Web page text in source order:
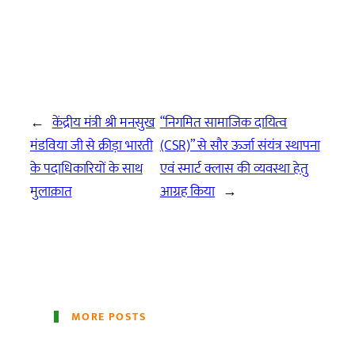
← केंद्रीय मंत्री श्री मनसुख
मंडविया जी से क्रीड़ा भारती
के पदाधिकारियों के साथ
मुलाक़ात
“निगमित सामाजिक दायित्व
(CSR)” से सौर ऊर्जा संयंत्र स्थापना
एवं स्मार्ट क्लास की व्यवस्था हेतु
आग्रह किया →
MORE POSTS